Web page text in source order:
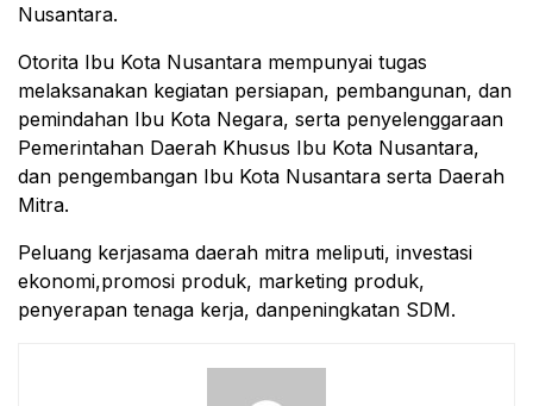
Nusantara.
Otorita Ibu Kota Nusantara mempunyai tugas
melaksanakan kegiatan persiapan, pembangunan, dan
pemindahan Ibu Kota Negara, serta penyelenggaraan
Pemerintahan Daerah Khusus Ibu Kota Nusantara,
dan pengembangan Ibu Kota Nusantara serta Daerah
Mitra.
Peluang kerjasama daerah mitra meliputi, investasi
ekonomi,promosi produk, marketing produk,
penyerapan tenaga kerja, danpeningkatan SDM.